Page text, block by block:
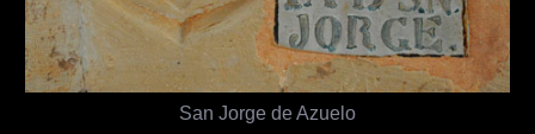
San Jorge de Azuelo